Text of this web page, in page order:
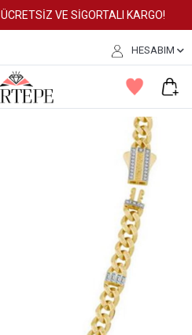
ÜCRETSİZ VE SİGORTALI KARGO!
HESABIM